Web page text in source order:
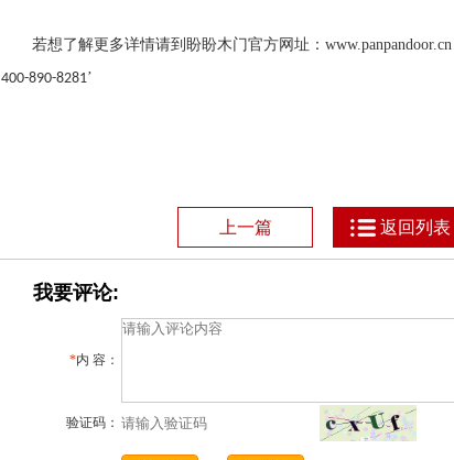
若想了解更多详情请到盼盼木门官方网址： www.panpandoor.cn
400-890-8281’
上一篇 返回列表
我要评论:
*内 容：
验证码：